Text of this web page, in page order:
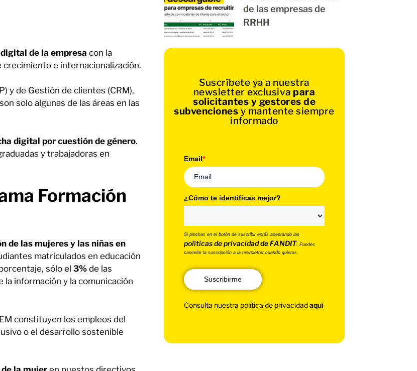
de la empresa con la
e internacionalización.
y de Gestión de clientes (CRM),
solo algunas de las áreas en las
digital por cuestión de género.
y trabajadoras en
Formación
de las mujeres y las niñas en
matriculados en educación
sólo el 3% de las
información y la comunicación
constituyen los empleos del
o el desarrollo sostenible
de las empresas de
RRHH
Suscríbete ya a nuestra
newsletter exclusiva para
solicitantes y gestores de
subvenciones y mantente siempre
informado
Email*
¿Cómo te identificas mejor?
Si pinchas en el botón de suscribir estás aceptando las
políticas de privacidad de FANDIT . Puedes
cancelar la suscripción a la newsletter cuando quieras.
Suscribirme
Consulta nuestra política de privacidadaquí